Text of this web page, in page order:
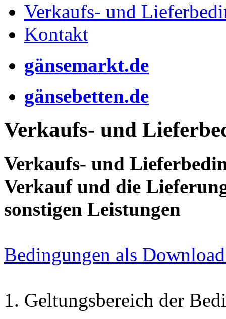
Verkaufs- und
Kontakt
gänsemarkt.de
gänsebetten.de
Verkaufs- und
Verkaufs- und
Verkauf und die
sonstigen Leistungen
Bedingungen als
1. Geltungsbereich der